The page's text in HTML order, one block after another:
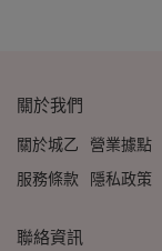
關於我們
關於城乙 營業據點
服務條款
隱私政策
聯絡資訊